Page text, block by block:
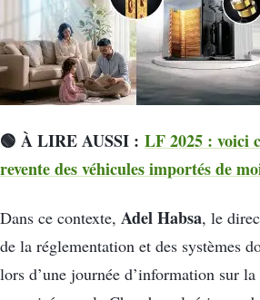
🟢 À LIRE AUSSI : LF 2025 : voici
revente des véhicules importés de
Dans ce contexte, Adel Habsa, le
de la réglementation et des systèmes
lors d’une journée d’information sur